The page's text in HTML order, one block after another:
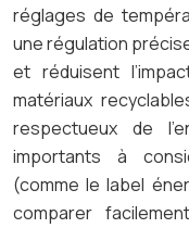
réglages de
une régulation
et réduisent
matériaux
respectueux de
importants à
(comme le label
comparer